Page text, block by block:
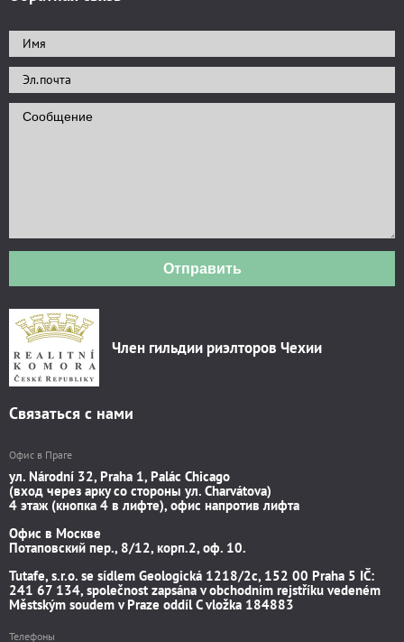
Отправить
Член гильдии риэлторов Чехии
Связаться с нами
Офис в Праге
ул. Národní 32, Praha 1, Palác Chicago
(вход через арку со стороны ул. Charvátova)
4 этаж (кнопка 4 в лифте), офис напротив лифта
Офис в Москве
Потаповский пер., 8/12, корп.2, оф. 10.
Tutafe, s.r.o. se sídlem Geologická 1218/2c, 152 00 Praha 5 IČ:
241 67 134, společnost zapsána v obchodním rejstříku vedeném
Městským soudem v Praze oddíl C vložka 184883
Телефоны